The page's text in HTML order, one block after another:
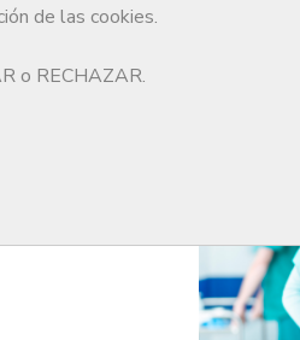
de las cookies.
o RECHAZAR.